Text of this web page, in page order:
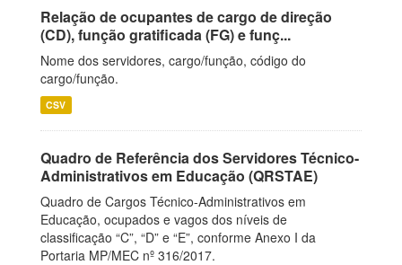
Relação de ocupantes de cargo de direção
(CD), função gratificada (FG) e funç...
Nome dos servidores, cargo/função, código do
cargo/função.
CSV
Quadro de Referência dos Servidores Técnico-
Administrativos em Educação (QRSTAE)
Quadro de Cargos Técnico-Administrativos em
Educação, ocupados e vagos dos níveis de
classificação “C”, “D” e “E”, conforme Anexo I da
Portaria MP/MEC nº 316/2017.